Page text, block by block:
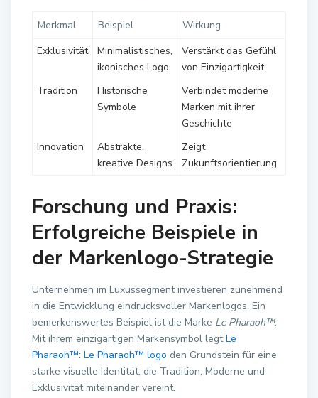
Merkmal Beispiel
Wirkung
Exklusivität
Minimalistisches,
ikonisches Logo
Verstärkt das Gefühl
von Einzigartigkeit
Tradition
Historische
Symbole
Verbindet moderne
Marken mit ihrer
Geschichte
Innovation
Abstrakte,
kreative Designs
Zeigt
Zukunftsorientierung
Forschung und Praxis:
Erfolgreiche Beispiele in
der Markenlogo-Strategie
Unternehmen im Luxussegment investieren zunehmend
in die Entwicklung eindrucksvoller Markenlogos. Ein
bemerkenswertes Beispiel ist die Marke Le Pharaoh™.
Mit ihrem einzigartigen Markensymbol legtLe
Pharaoh™: Le Pharaoh™ logo den Grundstein für eine
starke visuelle Identität, die Tradition, Moderne und
Exklusivität miteinander vereint.